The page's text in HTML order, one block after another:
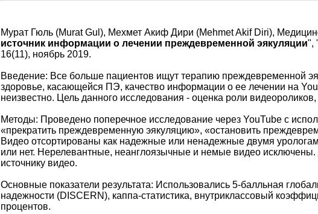
Мурат Гюль (Murat Gul), Мехмет Акиф Дири (Mehmet Akif Diri),
источник информации о лечении преждевременной эякуляции",
16(11), ноябрь 2019.
Введение: Все больше пациентов ищут терапию преждевременной
здоровье, касающейся ПЭ, качество информации о ее лечении на
неизвестно. Цель данного исследования - оценка роли
Методы: Проведено поперечное исследование через YouTube с
«прекратить преждевременную эякуляцию», «остановить
Видео отсортированы как надежные или ненадежные двумя
или нет. Нерелевантные, неанглоязычные и немые видео
источнику видео.
Основные показатели результата: Использовались 5-балльная
надежности (DISCERN), каппа-статистика, внутриклассовый
процентов.